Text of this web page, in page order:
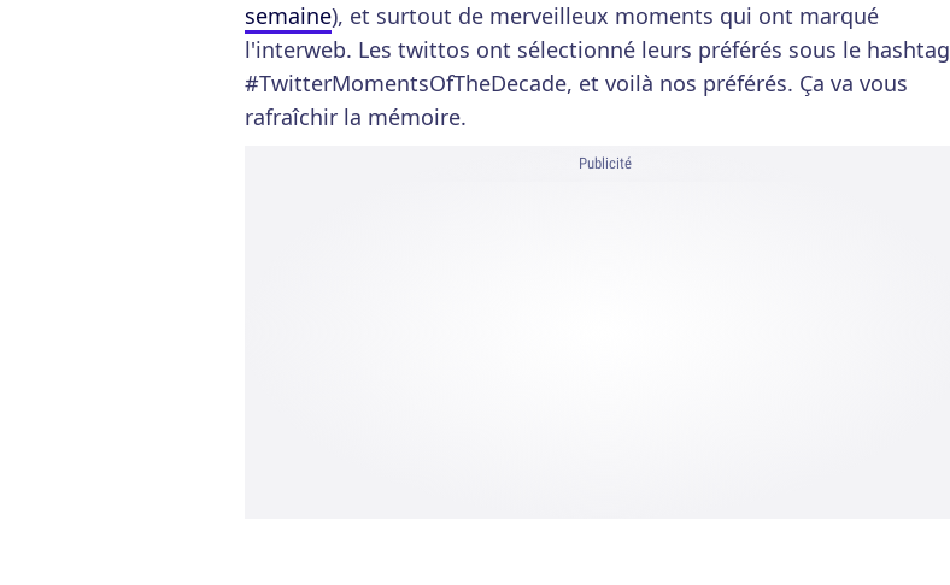
semaine), et surtout de merveilleux moments qui ont marqué
l'interweb. Les twittos ont sélectionné leurs préférés sous le hashtag
#TwitterMomentsOfTheDecade, et voilà nos préférés. Ça va vous
rafraîchir la mémoire.
Publicité